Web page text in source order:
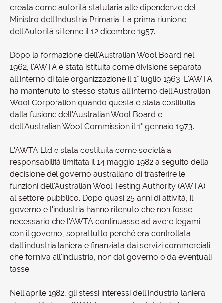
creata come autorità statutaria alle dipendenze del
Ministro dell'Industria Primaria. La prima riunione
dell'Autorità si tenne il 12 dicembre 1957.
Dopo la formazione dell'Australian Wool Board nel
1962, l'AWTA è stata istituita come divisione separata
all'interno di tale organizzazione il 1° luglio 1963. L'AWTA
ha mantenuto lo stesso status all'interno dell'Australian
Wool Corporation quando questa è stata costituita
dalla fusione dell'Australian Wool Board e
dell'Australian Wool Commission il 1° gennaio 1973.
L'AWTA Ltd è stata costituita come società a
responsabilità limitata il 14 maggio 1982 a seguito della
decisione del governo australiano di trasferire le
funzioni dell'Australian Wool Testing Authority (AWTA)
al settore pubblico. Dopo quasi 25 anni di attività, il
governo e l'industria hanno ritenuto che non fosse
necessario che l'AWTA continuasse ad avere legami
con il governo, soprattutto perché era controllata
dall'industria laniera e finanziata dai servizi commerciali
che forniva all'industria, non dal governo o da eventuali
tasse.
Nell'aprile 1982, gli stessi interessi dell'industria laniera